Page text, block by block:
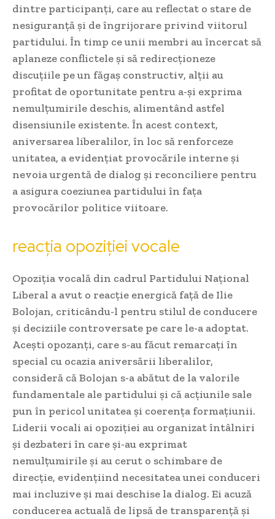
dintre participanți, care au reflectat o stare de
nesiguranță și de îngrijorare privind viitorul
partidului. În timp ce unii membri au încercat să
aplaneze conflictele și să redirecționeze
discuțiile pe un făgaș constructiv, alții au
profitat de oportunitate pentru a-și exprima
nemulțumirile deschis, alimentând astfel
disensiunile existente. În acest context,
aniversarea liberalilor, în loc să renforceze
unitatea, a evidențiat provocările interne și
nevoia urgentă de dialog și reconciliere pentru
a asigura coeziunea partidului în fața
provocărilor politice viitoare.
reacția opoziției vocale
Opoziția vocală din cadrul Partidului Național
Liberal a avut o reacție energică față de Ilie
Bolojan, criticându-l pentru stilul de conducere
și deciziile controversate pe care le-a adoptat.
Acești opozanți, care s-au făcut remarcați în
special cu ocazia aniversării liberalilor,
consideră că Bolojan s-a abătut de la valorile
fundamentale ale partidului și că acțiunile sale
pun în pericol unitatea și coerența formațiunii.
Liderii vocali ai opoziției au organizat întâlniri
și dezbateri în care și-au exprimat
nemulțumirile și au cerut o schimbare de
direcție, evidențiind necesitatea unei conduceri
mai incluzive și mai deschise la dialog. Ei acuză
conducerea actuală de lipsă de transparență și